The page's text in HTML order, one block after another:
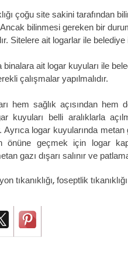
çoğu site sakini tarafından
bilinmesi gereken bir
Sitelere ait logarlar ile
binalara ait logar kuyuları ile
çalışmalar yapılmalıdır.
hem sağlık açısından hem
kuyuları belli aralıklarla
Ayrıca logar kuyularında
önüne geçmek için logar
gazı dışarı salınır ve
tıkanıklığı foseptlik tıkanıklığı